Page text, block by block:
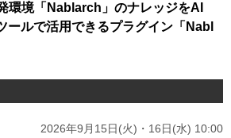
環境「Nablarch」のナレッジをAI
ールで活用できるプラグイン「Nabl
2026年9月15日(火)・16日(水) 10:00